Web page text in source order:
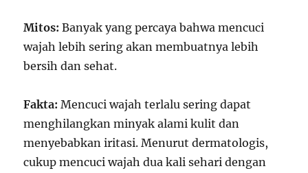
Mitos: Banyak yang percaya bahwa mencuci
wajah lebih sering akan membuatnya lebih
bersih dan sehat.
Fakta: Mencuci wajah terlalu sering dapat
menghilangkan minyak alami kulit dan
menyebabkan iritasi. Menurut dermatologis,
cukup mencuci wajah dua kali sehari dengan